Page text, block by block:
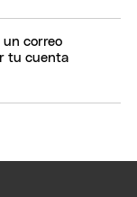
un correo
tu cuenta